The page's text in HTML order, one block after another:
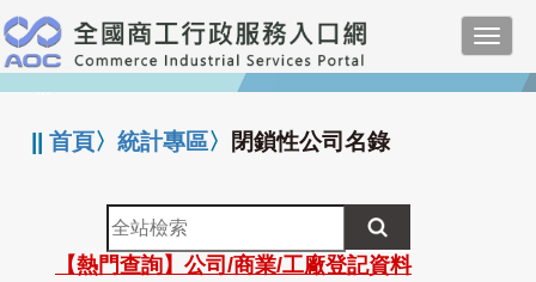
跳
到
主
要
:::
||首頁〉統計專區〉 閉鎖性公司名錄
全
站
檢
【熱門查詢】公司/商業/工廠登記資料